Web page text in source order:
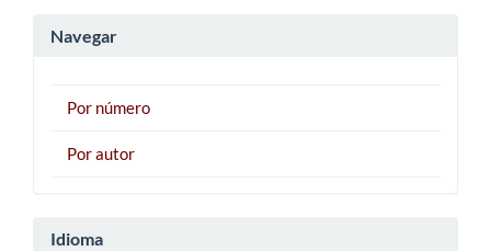
Navegar
Por número
Por autor
Idioma